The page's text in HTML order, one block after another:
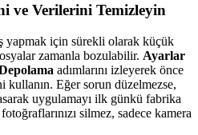
ve Verilerini Temizleyin
yapmak için sürekli olarak küçük
zamanla bozulabilir. Ayarlar
adımlarını izleyerek önce
Eğer sorun düzelmezse,
uygulamayı ilk günkü fabrika
silmez, sadece kamera